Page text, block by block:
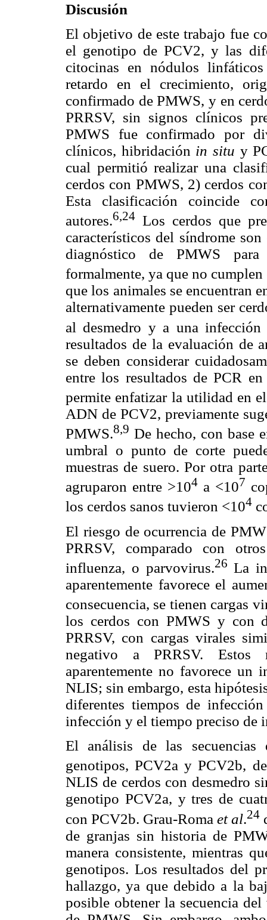
Discusión
El objetivo de este trabajo fue
el genotipo de PCV2, y las
citocinas en nódulos
retardo en el crecimiento,
confirmado de PMWS, y en
PRRSV, sin signos clínicos
PMWS fue confirmado por
clínicos, hibridación in situ y
cual permitió realizar una
cerdos con PMWS, 2) cerdos
Esta clasificación coincide
autores.6,24 Los cerdos que
característicos del síndrome
diagnóstico de PMWS para
formalmente, ya que no
que los animales se encuentran
alternativamente pueden ser
al desmedro y a una
resultados de la evaluación de
se deben considerar
entre los resultados de PCR
permite enfatizar la utilidad en
ADN de PCV2, previamente
PMWS.8,9 De hecho, con base
umbral o punto de corte
muestras de suero. Por otra
agruparon entre >104a <107
los cerdos sanos tuvieron <104
El riesgo de ocurrencia de
PRRSV, comparado con
influenza, o parvovirus.26 La
aparentemente favorece el
consecuencia, se tienen cargas
los cerdos con PMWS y con
PRRSV, con cargas virales
negativo a PRRSV. Estos
aparentemente no favorece
NLIS; sin embargo, esta
diferentes tiempos de
infección y el tiempo preciso de
El análisis de las
genotipos, PCV2a y PCV2b,
NLIS de cerdos con desmedro
genotipo PCV2a, y tres de
con PCV2b. Grau-Roma et al.24
de granjas sin historia de
manera consistente, mientras
genotipos. Los resultados del
hallazgo, ya que debido a la
posible obtener la secuencia